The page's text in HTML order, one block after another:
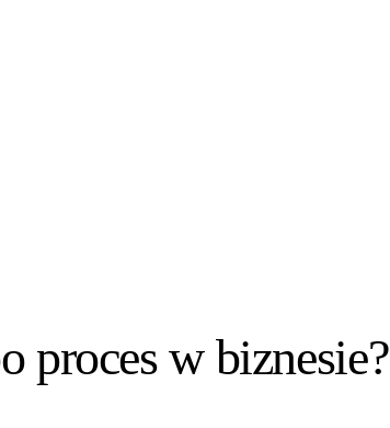
proces w biznesie?